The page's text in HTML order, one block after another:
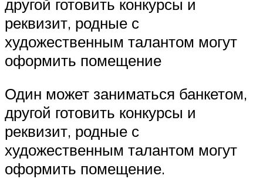
другой готовить конкурсы и
реквизит, родные с
художественным талантом могут
оформить помещение
Один может заниматься банкетом,
другой готовить конкурсы и
реквизит, родные с
художественным талантом могут
оформить помещение.